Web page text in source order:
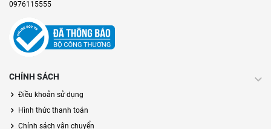
0976115555
CHÍNH SÁCH
Điều khoản sử dụng
Hình thức thanh toán
Chính sách vận chuyển